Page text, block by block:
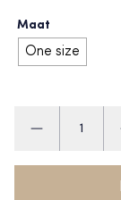
Maat
One size
Horse